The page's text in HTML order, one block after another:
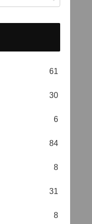
61
30
6
84
8
31
8